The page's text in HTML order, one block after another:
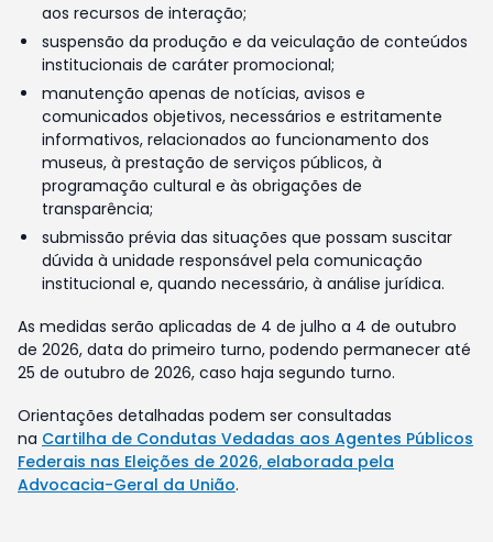
aos recursos de interação;
suspensão da produção e da veiculação de conteúdos
institucionais de caráter promocional;
manutenção apenas de notícias, avisos e
comunicados objetivos, necessários e estritamente
informativos, relacionados ao funcionamento dos
museus, à prestação de serviços públicos, à
programação cultural e às obrigações de
transparência;
submissão prévia das situações que possam suscitar
dúvida à unidade responsável pela comunicação
institucional e, quando necessário, à análise jurídica.
As medidas serão aplicadas de 4 de julho a 4 de outubro
de 2026, data do primeiro turno, podendo permanecer até
25 de outubro de 2026, caso haja segundo turno.
Orientações detalhadas podem ser consultadas
na Cartilha de Condutas Vedadas aos Agentes Públicos
Federais nas Eleições de 2026, elaborada pela
Advocacia-Geral da União.